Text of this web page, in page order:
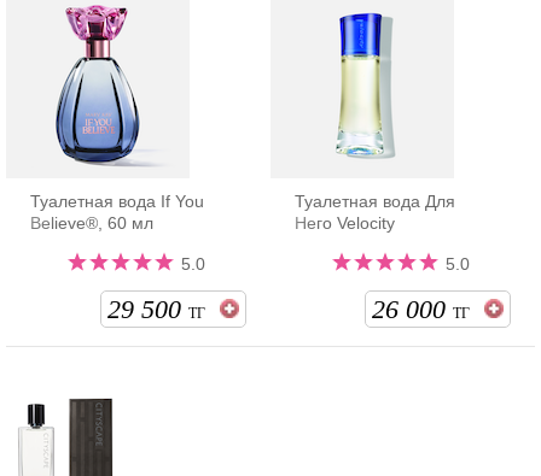
Туалетная вода If You
Believe®, 60 мл
5.0
29 500 ТГ
Туалетная вода Для
Него Velocity
5.0
26 000 ТГ